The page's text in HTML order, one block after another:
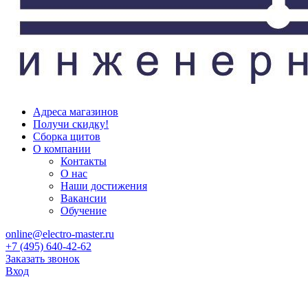
Адреса магазинов
Получи скидку!
Сборка щитов
О компании
Контакты
О нас
Наши достижения
Вакансии
Обучение
online@electro-master.ru
+7 (495) 640-42-62
Заказать звонок
Вход